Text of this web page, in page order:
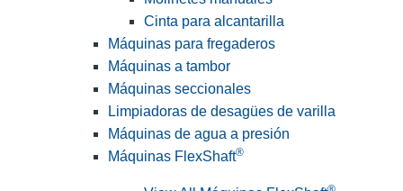
Cinta para alcantarilla
Máquinas para fregaderos
Máquinas a tambor
Máquinas seccionales
Limpiadoras de desagües de varilla
Máquinas de agua a presión
Máquinas FlexShaft®